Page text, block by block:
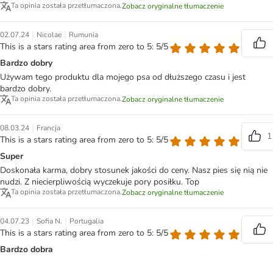
Ta opinia została przetłumaczona.Zobacz oryginalne tłumaczenie
02.07.24 | Nicolae | Rumunia
This is a stars rating area from zero to 5: 5/5
Bardzo dobry
Używam tego produktu dla mojego psa od dłuższego czasu i jest
bardzo dobry.
Ta opinia została przetłumaczona.Zobacz oryginalne tłumaczenie
08.03.24 | Francja
This is a stars rating area from zero to 5: 5/5
1
Super
Doskonała karma, dobry stosunek jakości do ceny. Nasz pies się nią nie
nudzi. Z niecierpliwością wyczekuje pory posiłku. Top
Ta opinia została przetłumaczona.Zobacz oryginalne tłumaczenie
04.07.23 | Sofia N. | Portugalia
This is a stars rating area from zero to 5: 5/5
Bardzo dobra